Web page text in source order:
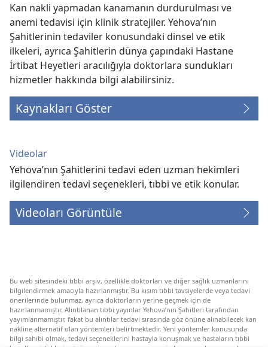
Kan nakli yapmadan kanamanın durdurulması ve
anemi tedavisi için klinik stratejiler. Yehova’nın
Şahitlerinin tedaviler konusundaki dinsel ve etik
ilkeleri, ayrıca Şahitlerin dünya çapındaki Hastane
İrtibat Heyetleri aracılığıyla doktorlara sundukları
hizmetler hakkında bilgi alabilirsiniz.
Kaynakları Göster
Videolar
Yehova’nın Şahitlerini tedavi eden uzman hekimleri
ilgilendiren tedavi seçenekleri, tıbbi ve etik konular.
Videoları Görüntüle
Bu web sitesindeki tıbbi arşiv, özellikle doktorları ve diğer sağlık uzmanlarını
bilgilendirmek amacıyla hazırlanmıştır. Bu kısım tıbbi tavsiyelerde veya tedavi
önerilerinde bulunmaz, ayrıca doktorların yerine geçmek için de
hazırlanmamıştır. Alıntılanan tıbbi yayınlar Yehova’nın Şahitleri tarafından
yayımlanmamıştır, fakat bu alıntılar tedavi sırasında göz önüne alınabilecek kan
nakline alternatif olan yöntemleri belirtmektedir. Yeni yöntemler konusunda
bilgi sahibi olmak, tedavi seçeneklerini hastayla konuşmak ve hastaların tıbbi